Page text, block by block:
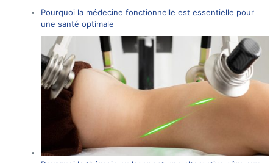
Pourquoi la médecine fonctionnelle est essentielle pour
une santé optimale